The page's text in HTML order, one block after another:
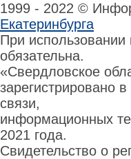
1999 - 2022 ©
Екатеринбурга
При
обязательна.
«Свердловское
зарегистрировано
связи,
информационных
2021 года.
Свидетельство о